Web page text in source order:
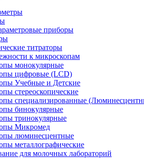
приборы
титраторы
к микроскопам
монокулярные
цифровые (LCD)
Учебные и Детские
стереоскопические
специализированные
бинокулярные
тринокулярные
Микромед
люминесцентные
металлографические
для молочных лабораторий